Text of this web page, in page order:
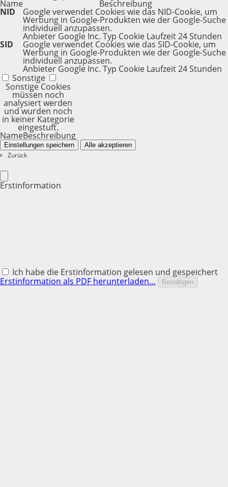
Name Beschreibung
NID Google verwendet Cookies wie das NID-Cookie, um
Werbung in Google-Produkten wie der Google-Suche
individuell anzupassen.
Anbieter Google Inc. Typ Cookie Laufzeit24 Stunden
SID Google verwendet Cookies wie das SID-Cookie, um
Werbung in Google-Produkten wie der Google-Suche
individuell anzupassen.
Anbieter Google Inc. Typ Cookie Laufzeit24 Stunden
Sonstige
Sonstige Cookies
müssen noch
analysiert werden
und wurden noch
in keiner Kategorie
eingestuft.
NameBeschreibung
Einstellungen speichern Alle akzeptieren
Zurück
Erstinformation
Ich habe die Erstinformation gelesen und gespeichert
Erstinformation als PDF herunterladen…
Bestätigen